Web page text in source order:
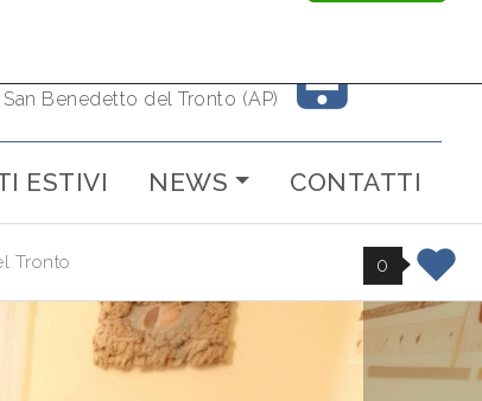
Benedetto del Tronto (AP)
ESTIVI NEWS CONTATTI
Tronto 0